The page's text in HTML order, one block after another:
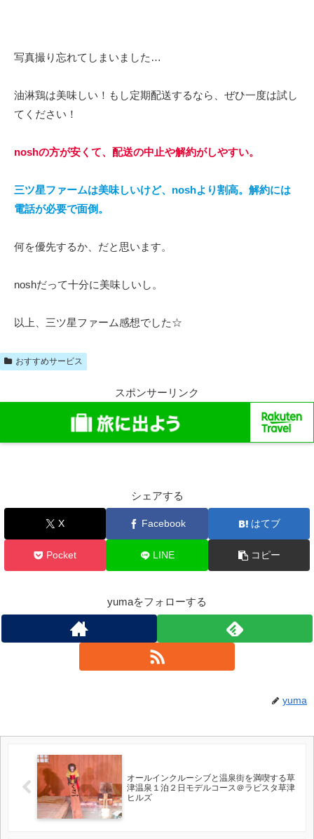
写真撮り忘れてしまいました…
油淋鶏は美味しい！もし定期配送するなら、ぜひ一度は試し
てください！
noshの方が安くて、配送の中止や解約がしやすい。
三ツ星ファームは美味しいけど、noshより割高。解約には
電話が必要で面倒。
何を優先するか、だと思います。
noshだって十分に美味しいし。
以上、三ツ星ファーム感想でした☆
おすすめサービス
スポンサーリンク
シェアする
X Facebook はてブ
Pocket LINE コピー
yumaをフォローする
yuma
オールインクルーシブと温泉街を満喫する草
津温泉１泊２日モデルコース＠ラビスタ草津
ヒルズ